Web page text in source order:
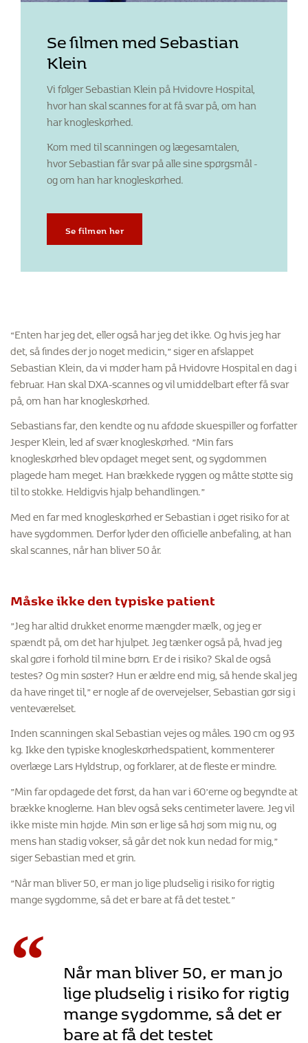
Se filmen med Sebastian
Klein
Vi følger Sebastian Klein på Hvidovre Hospital,
hvor han skal scannes for at få svar på, om han
har knogleskørhed.
Kom med til scanningen og lægesamtalen,
hvor Sebastian får svar på alle sine spørgsmål -
og om han har knogleskørhed.
Se filmen her
“Enten har jeg det, eller også har jeg det ikke. Og hvis jeg har
det, så findes der jo noget medicin,” siger en afslappet
Sebastian Klein, da vi møder ham på Hvidovre Hospital en dag i
februar. Han skal DXA-scannes og vil umiddelbart efter få svar
på, om han har knogleskørhed.
Sebastians far, den kendte og nu afdøde skuespiller og forfatter
Jesper Klein, led af svær knogleskørhed. ”Min fars
knogleskørhed blev opdaget meget sent, og sygdommen
plagede ham meget. Han brækkede ryggen og måtte støtte sig
til to stokke. Heldigvis hjalp behandlingen.”
Med en far med knogleskørhed er Sebastian i øget risiko for at
have sygdommen. Derfor lyder den officielle anbefaling, at han
skal scannes, når han bliver 50 år.
Måske ikke den typiske patient
”Jeg har altid drukket enorme mængder mælk, og jeg er
spændt på, om det har hjulpet. Jeg tænker også på, hvad jeg
skal gøre i forhold til mine børn. Er de i risiko? Skal de også
testes? Og min søster? Hun er ældre end mig, så hende skal jeg
da have ringet til,” er nogle af de overvejelser, Sebastian gør sig i
venteværelset.
Inden scanningen skal Sebastian vejes og måles. 190 cm og 93
kg. Ikke den typiske knogleskørhedspatient, kommenterer
overlæge Lars Hyldstrup, og forklarer, at de fleste er mindre.
”Min far opdagede det først, da han var i 60’erne og begyndte at
brække knoglerne. Han blev også seks centimeter lavere. Jeg vil
ikke miste min højde. Min søn er lige så høj som mig nu, og
mens han stadig vokser, så går det nok kun nedad for mig,”
siger Sebastian med et grin.
”Når man bliver 50, er man jo lige pludselig i risiko for rigtig
mange sygdomme, så det er bare at få det testet.”
“ Når man bliver 50, er man jo
lige pludselig i risiko for rigtig
mange sygdomme, så det er
bare at få det testet